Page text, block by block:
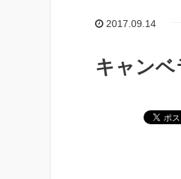
2017.09.14
キャンベ